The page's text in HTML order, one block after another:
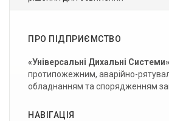
ПРО ПІДПРИЄМСТВО
«Універсальні Дихальні Системи»
протипожежним, аварійно-
обладнанням та спорядженням
НАВІГАЦІЯ